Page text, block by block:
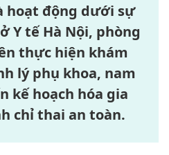
hoạt động dưới sự
Y tế Hà Nội, phòng
thực hiện khám
lý phụ khoa, nam
kế hoạch hóa gia
chỉ thai an toàn.